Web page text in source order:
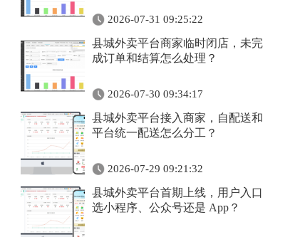
2026-07-31 09:25:22
县城外卖平台商家临时闭店，未完
成订单和结算怎么处理？
2026-07-30 09:34:17
县城外卖平台接入商家，自配送和
平台统一配送怎么分工？
2026-07-29 09:21:32
县城外卖平台首期上线，用户入口
选小程序、公众号还是 App？